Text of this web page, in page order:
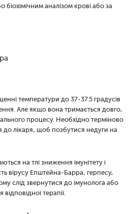
біохімічним аналізом крові або за
температури до 37-37.5 градусів
Але якщо вона тримається довго,
процесу. Необхідно терміново
до лікаря, щоб позбутися недуги на
на тлі зниження імунітету і
вірусу Епштейна-Барра, герпесу,
слід звернутися до імунолога або
терапії.